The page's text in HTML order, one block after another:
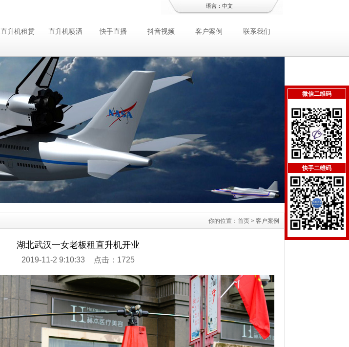
语言： 中文
直升机租赁 直升机喷洒 快手直播 抖音视频 客户案例 联系我们
你的位置： 首页 > 客户案例
湖北武汉一女老板租直升机开业
2019-11-2 9:10:33 点击：1725
微信二维码
快手二维码